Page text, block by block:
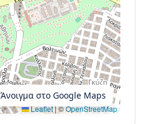
Leaflet|©OpenStreetMap
Άνοιγμα στο Google Maps